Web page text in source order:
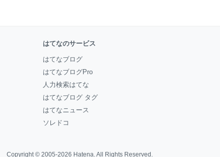
はてなのサービス
はてなブログ
はてなブログPro
人力検索はてな
はてなブログ タグ
はてなニュース
ソレドコ
Copyright © 2005-2026 Hatena. All Rights Reserved.